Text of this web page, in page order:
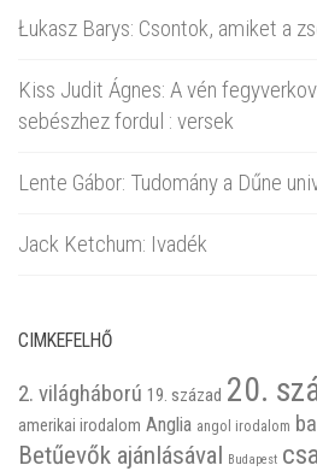
Łukasz Barys: Csontok, amiket a
Kiss Judit Ágnes: A vén
sebészhez fordul : versek
Lente Gábor: Tudomány a Dűne
Jack Ketchum: Ivadék
CIMKEFELHŐ
2. világháború 19. század 20.
amerikai irodalom Anglia angol irodalom
Betűevők ajánlásával Budapest